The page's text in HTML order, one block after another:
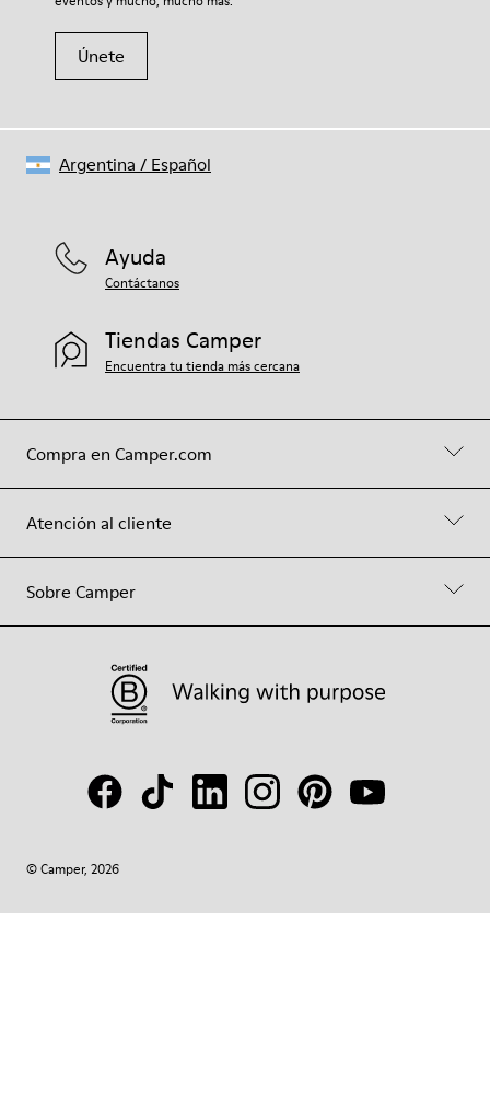
Únete
Compra en Camper.com
Atención al cliente
Sobre Camper
Ayuda
Contáctanos
Tiendas Camper
Encuentra tu tienda más cercana
© Camper, 2026
Argentina / Español